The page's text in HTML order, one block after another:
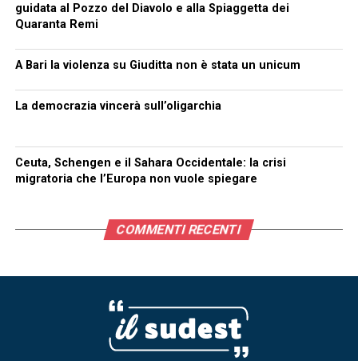
guidata al Pozzo del Diavolo e alla Spiaggetta dei
Quaranta Remi
A Bari la violenza su Giuditta non è stata un unicum
La democrazia vincerà sull’oligarchia
Ceuta, Schengen e il Sahara Occidentale: la crisi
migratoria che l’Europa non vuole spiegare
COMMENTI RECENTI